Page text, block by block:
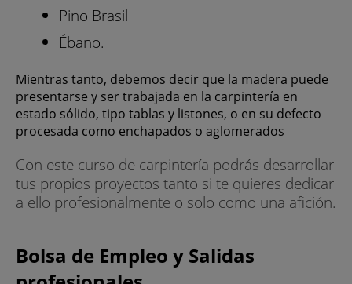
Pino Brasil
Ébano.
Mientras tanto, debemos decir que la madera puede
presentarse y ser trabajada en la carpintería en
estado sólido, tipo tablas y listones, o en su defecto
procesada como enchapados o aglomerados
Con este curso de carpintería podrás desarrollar
tus propios proyectos tanto si te quieres dedicar
a ello profesionalmente o solo como una afición.
Bolsa de Empleo y Salidas